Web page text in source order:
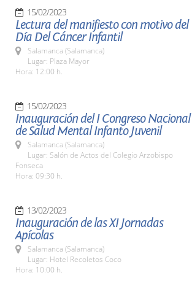
15/02/2023
Lectura del manifiesto con motivo del
Día Del Cáncer Infantil
Salamanca (Salamanca)
Lugar: Plaza Mayor
Hora: 12:00 h.
15/02/2023
Inauguración del I Congreso Nacional
de Salud Mental Infanto Juvenil
Salamanca (Salamanca)
Lugar: Salón de Actos del Colegio Arzobispo
Fonseca
Hora: 09:30 h.
13/02/2023
Inauguración de las XI Jornadas
Apícolas
Salamanca (Salamanca)
Lugar: Hotel Recoletos Coco
Hora: 10:00 h.